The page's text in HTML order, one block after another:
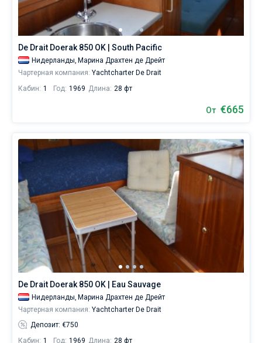
аренду
вы
предложений
Нидерландах
665€,
отдыха,
для
яхтсменов,
которые
не
представляют
себе
жизни
без
паруса.
Ближайшие
регионы
для
яхтинга:
Драхтен,
De Drait Doerak 850 OK | South Pacific
Нидерланды, Марина Драхтен де Дрейт
Чартерная компания: Yachtcharter De Drait
Кабин: 1 Год: 1969 Длина: 28 фт
От €665
De Drait Doerak 850 OK | Eau Sauvage
Нидерланды, Марина Драхтен де Дрейт
Чартерная компания: Yachtcharter De Drait
Депозит: €750
Кабин: 1 Год: 1969 Длина: 28 фт
Без шкипера
Со шкипером
Показать(155)